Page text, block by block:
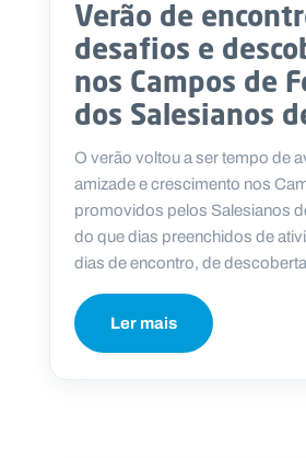
Verão de
desafios e
nos Campos de
dos Salesianos
O verão voltou a ser tempo de
amizade e crescimento nos
promovidos pelos Salesianos
do que dias preenchidos de
dias de encontro, de
Ler mais